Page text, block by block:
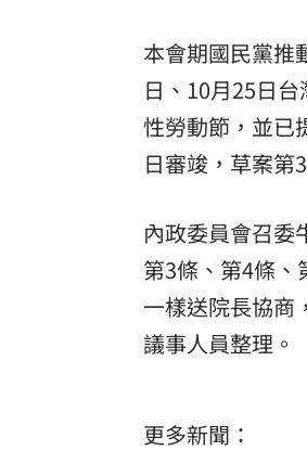
本會期國民黨推
日、10月25日
性勞動節，並已
日審竣，草案第
內政委員會召委
第3條、第4條
一樣送院長協商
議事人員整理。
更多新聞：